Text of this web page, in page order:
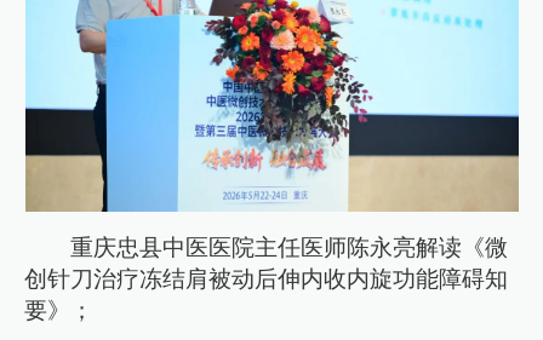
重庆忠县中医医院主任医师陈永亮解读《微
创针刀治疗冻结肩被动后伸内收内旋功能障碍知
要》；